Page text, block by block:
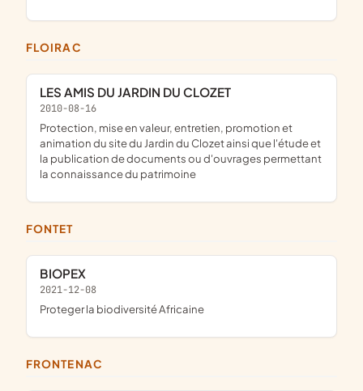
FLOIRAC
LES AMIS DU JARDIN DU CLOZET
2010-08-16
protection, mise en valeur, entretien, promotion et
animation du site du Jardin du Clozet ainsi que l'étude et
la publication de documents ou d'ouvrages permettant
la connaissance du patrimoine
FONTET
BIOPEX
2021-12-08
proteger la biodiversité Africaine
FRONTENAC